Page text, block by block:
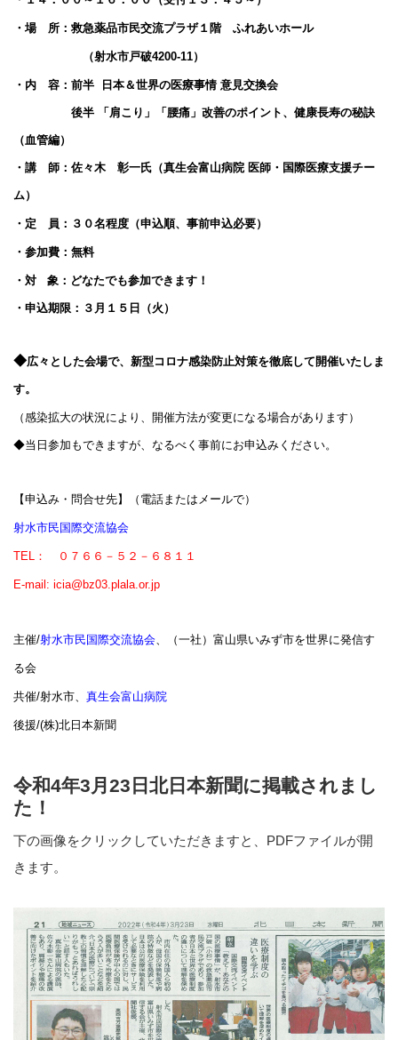
・場 所：救急薬品市民交流プラザ１階 ふれあいホール
（射水市戸破4200-11）
・内 容：前半 日本＆世界の医療事情 意見交換会
後半 「肩こり」「腰痛」改善のポイント、健康長寿の秘訣
（血管編）
・講 師：佐々木 彰一氏（真生会富山病院 医師・国際医療支援チー
ム）
・定 員：３０名程度（申込順、事前申込必要）
・参加費：無料
・対 象：どなたでも参加できます！
・申込期限：３月１５日（火）
◆広々とした会場で、新型コロナ感染防止対策を徹底して開催いたしま
す。
（感染拡大の状況により、開催方法が変更になる場合があります）
◆当日参加もできますが、なるべく事前にお申込みください。
【申込み・問合せ先】（電話またはメールで）
射水市民国際交流協会
TEL ： ０７６６－５２－６８１１
E-mail: icia@bz03.plala.or.jp
主催/射水市民国際交流協会、 （一社）富山県いみず市を世界に発信す
る会
共催/射水市、 真生会富山病院
後援/(株)北日本新聞
令和4年3月23日北日本新聞に掲載されまし
た！
下の画像をクリックしていただきますと、PDFファイルが開
きます。